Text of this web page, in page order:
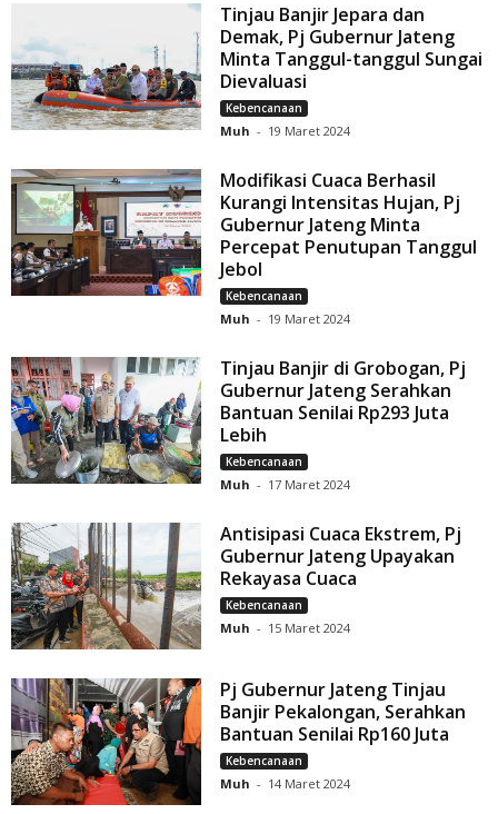
Tinjau Banjir Jepara dan
Demak, Pj Gubernur Jateng
Minta Tanggul-tanggul Sungai
Dievaluasi
Kebencanaan
Muh - 19 Maret 2024
Modifikasi Cuaca Berhasil
Kurangi Intensitas Hujan, Pj
Gubernur Jateng Minta
Percepat Penutupan Tanggul
Jebol
Kebencanaan
Muh - 19 Maret 2024
Tinjau Banjir di Grobogan, Pj
Gubernur Jateng Serahkan
Bantuan Senilai Rp293 Juta
Lebih
Kebencanaan
Muh - 17 Maret 2024
Antisipasi Cuaca Ekstrem, Pj
Gubernur Jateng Upayakan
Rekayasa Cuaca
Kebencanaan
Muh - 15 Maret 2024
Pj Gubernur Jateng Tinjau
Banjir Pekalongan, Serahkan
Bantuan Senilai Rp160 Juta
Kebencanaan
Muh - 14 Maret 2024